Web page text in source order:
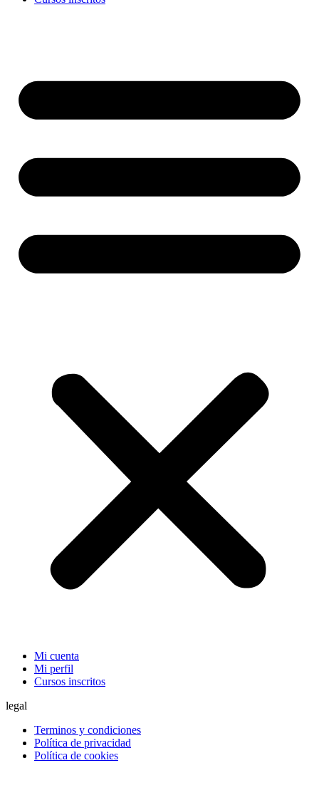
Mi cuenta
Mi perfil
Cursos inscritos
legal
Terminos y condiciones
Política de privacidad
Política de cookies